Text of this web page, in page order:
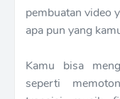
pembuatan video
apa pun yang
Kamu bisa
seperti